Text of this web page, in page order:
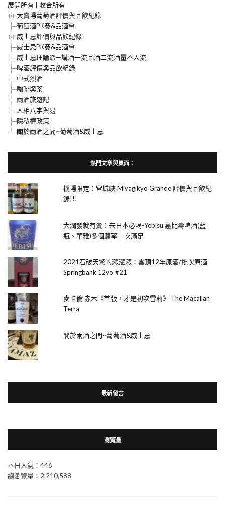
展開所有
收合所有
大賣場葡萄酒評價與品飲紀錄
葡萄酒PK賽&品酒會
威士忌評價與品飲紀錄
威士忌PK賽&品酒會
威士忌理論派—講酒一流品酒二流酒量不入流
啤酒評價與品飲紀錄
中式烈酒
咖啡與茶
兩酒旅遊記
人相八字與易
隱私權政策
關於兩酒之間~葡萄酒&威士忌
熱門文章與頁面︰
機場限定：宮城峽 Miyagikyo Grande 評價與品飲紀
錄!!!
大潤發就有賣：去日本必喝-Yebisu 惠比壽啤酒(藍
瓶、華雅)多個願望一次滿足
2021石破天驚的漲漲漲：雲頂12年原酒/批次原酒
Springbank 12yo #21
麥卡倫 赤木《首版，才是初次雪莉》 The Macallan
Terra
關於兩酒之間~葡萄酒&威士忌
最新留言
瀏覽量
本日人氣：446
總瀏覽量：2,210,588